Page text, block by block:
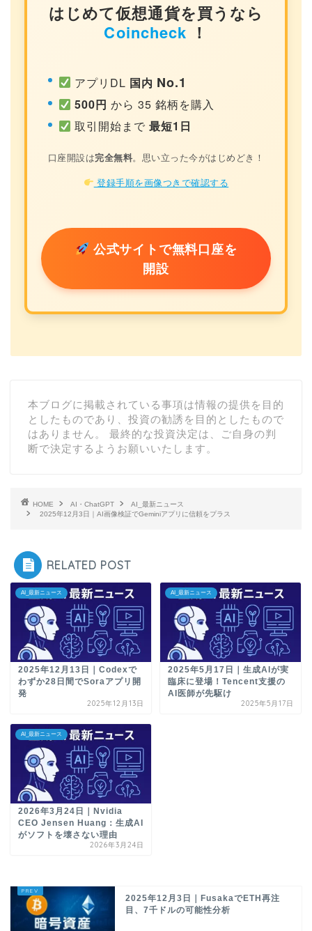
はじめて仮想通貨を買うなら
Coincheck ！
アプリDL 国内 No.1
500円 から 35 銘柄を購入
取引開始まで最短1日
口座開設は完全無料。思い立った今がはじめどき！
登録手順を画像つきで確認する
公式サイトで無料口座を
開設
本ブログに掲載されている事項は情報の提供を目的
としたものであり、投資の勧誘を目的としたもので
はありません。 最終的な投資決定は、ご自身の判
断で決定するようお願いいたします。
HOME AI・ChatGPT
AI_最新ニュース
2025年12月3日｜AI画像検証でGeminiアプリに信頼をプラス
RELATED POST
AI_最新ニュース
2025年12月13日｜Codexで
わずか28日間でSoraアプリ開
発
2025年12月13日
AI_最新ニュース
2025年5月17日｜生成AIが実
臨床に登場！Tencent支援の
AI医師が先駆け
2025年5月17日
AI_最新ニュース
2026年3月24日｜Nvidia
CEO Jensen Huang：生成AI
がソフトを壊さない理由
2026年3月24日
2025年12月3日｜FusakaでETH再注
目、7千ドルの可能性分析